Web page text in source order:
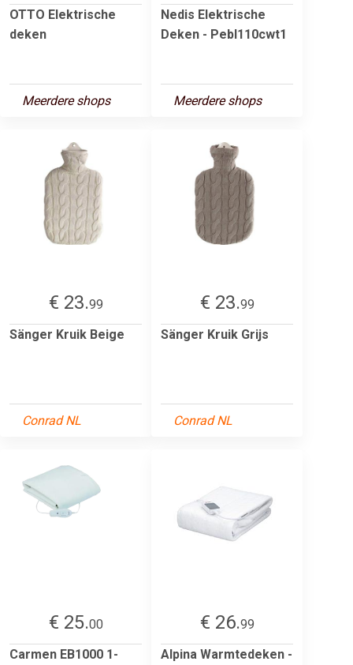
OTTO Elektrische
deken
Meerdere shops
Nedis Elektrische
Deken - Pebl110cwt1
Meerdere shops
€ 23.99
Sänger Kruik Beige
Conrad NL
€ 23.99
Sänger Kruik Grijs
Conrad NL
€ 25.00
Carmen EB1000 1-
€ 26.99
Alpina Warmtedeken -